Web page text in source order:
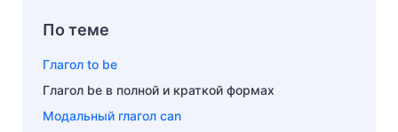
По теме
Глагол to be
Глагол be в полной и краткой формах
Модальный глагол can